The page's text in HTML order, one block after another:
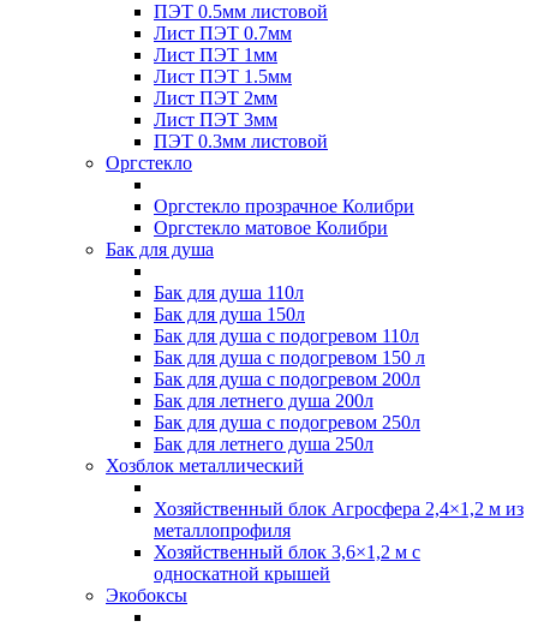
ПЭТ 0.5мм листовой
Лист ПЭТ 0.7мм
Лист ПЭТ 1мм
Лист ПЭТ 1.5мм
Лист ПЭТ 2мм
Лист ПЭТ 3мм
ПЭТ 0.3мм листовой
Оргстекло
Оргстекло прозрачное Колибри
Оргстекло матовое Колибри
Бак для душа
Бак для душа 110л
Бак для душа 150л
Бак для душа с подогревом 110л
Бак для душа с подогревом 150 л
Бак для душа с подогревом 200л
Бак для летнего душа 200л
Бак для душа с подогревом 250л
Бак для летнего душа 250л
Хозблок металлический
Хозяйственный блок Агросфера 2,4×1,2 м из
металлопрофиля
Хозяйственный блок 3,6×1,2 м с
односкатной крышей
Экобоксы